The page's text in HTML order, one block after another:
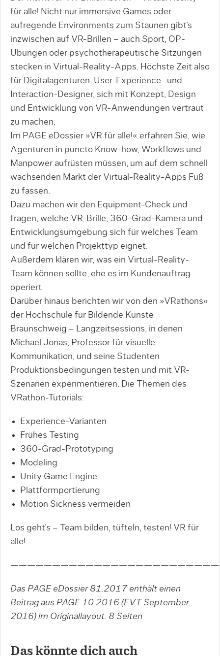
für alle! Nicht nur immersive Games oder
aufregende Environments zum Staunen gibt’s
inzwischen auf VR-Brillen – auch Sport, OP-
Übungen oder psychotherapeutische Sitzungen
stecken in Virtual-Reality-Apps. Höchste Zeit also
für Digitalagenturen, User-Experience- und
Interaction-Designer, sich mit Konzept, Design
und Entwicklung von VR-Anwendungen vertraut
zu machen.
Im PAGE eDossier »VR für alle!« erfahren Sie, wie
Agenturen in puncto Know-how, Workflows und
Manpower aufrüsten müssen, um auf dem schnell
wachsenden Markt der Virtual-Reality-Apps Fuß
zu fassen.
Dazu machen wir den Equipment-Check und
fragen, welche VR-Brille, 360-Grad-Kamera und
Entwicklungsumgebung sich für welches Team
und für welchen Projekttyp eignet.
Außerdem klären wir, was ein Virtual-Reality-
Team können sollte, ehe es im Kundenauftrag
operiert.
Darüber hinaus berichten wir von den »VRathons«
der Hochschule für Bildende Künste
Braunschweig – Langzeitsessions, in denen
Michael Jonas, Professor für visuelle
Kommunikation, und seine Studenten
Produktionsbedingungen testen und mit VR-
Szenarien experimentieren. Die Themen des
VRathon-Tutorials:
Experience-Varianten
Frühes Testing
360-Grad-Prototyping
Modeling
Unity Game Engine
Plattformportierung
Motion Sickness vermeiden
Los geht’s – Team bilden, tüfteln, testen! VR für
alle!
Das PAGE eDossier 81.2017 enthält einen
Beitrag aus PAGE 10.2016 (EVT September
2016) im Originallayout. 8 Seiten
Das könnte dich auch